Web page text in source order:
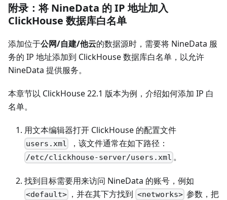
附录：将 NineData 的 IP 地址加入
ClickHouse 数据库白名单
添加位于公网/自建/他云的数据源时，需要将 NineData 服
务的 IP 地址添加到 ClickHouse 数据库白名单，以允许
NineData 提供服务。
本章节以 ClickHouse 22.1 版本为例，介绍如何添加 IP 白
名单。
用文本编辑器打开 ClickHouse 的配置文件
users.xml ，该文件通常在如下路径：
/etc/clickhouse-server/users.xml 。
找到目标需要用来访问 NineData 的账号，例如
<default> ，并在其下方找到 <networks>参数，把